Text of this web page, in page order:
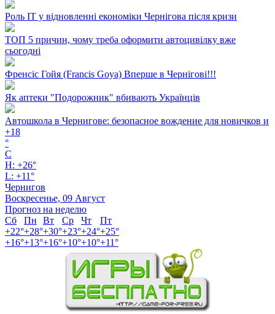
Роль ІТ у відновленні економіки Чернігова після кризи
ТОП 5 причин, чому треба оформити автоцивілку вже
сьогодні
Френсіс Гойя (Francis Goya) Вперше в Чернігові!!!
Як аптеки "Подорожник" вбивають Українців
Автошкола в Чернигове: безопасное вождение для новичков и
+18
°
C
H: +26°
L: +11°
Чернигов
Воскресенье, 09 Август
Прогноз на неделю
Сб
Пн Вт Ср Чт
Пт
+22°+28°+30°+23°+24°+25°
+16°+13°+16°+10°+10°+11°